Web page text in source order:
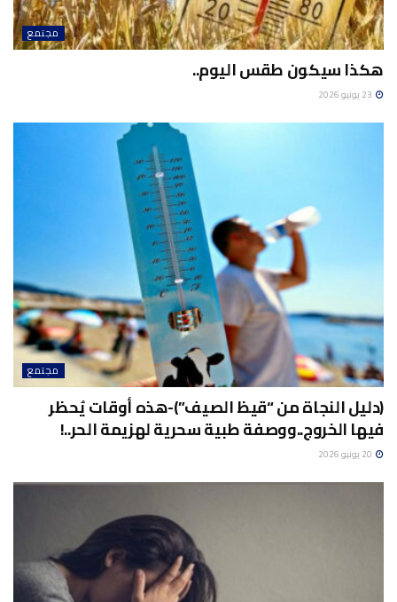
مجتمع
هكذا سيكون طقس اليوم..
مجتمع
(دليل النجاة من “قيظ الصيف”)-هذه أوقات يُحظر
فيها الخروج..ووصفة طبية سحرية لهزيمة الحر..!